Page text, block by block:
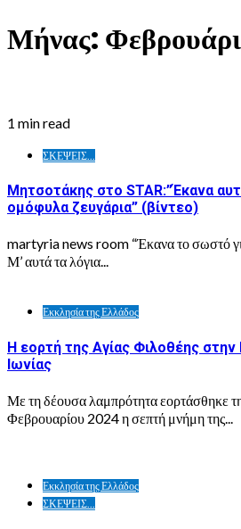
Μήνας:
1 min read
ΣΚΕΨΕΙΣ...
Μητσοτάκης στο STAR:”Έκανα
ομόφυλα ζευγάρια” (βίντεο)
martyria news room “Έκανα το σωστό
Μ’ αυτά τα λόγια...
Εκκλησία της Ελλάδος
Η εορτή της Αγίας Φιλοθέης
Ιωνίας
Με τη δέουσα λαμπρότητα εορτάσθηκε
Φεβρουαρίου 2024 η σεπτή μνήμη της...
Εκκλησία της Ελλάδος
ΣΚΕΨΕΙΣ...